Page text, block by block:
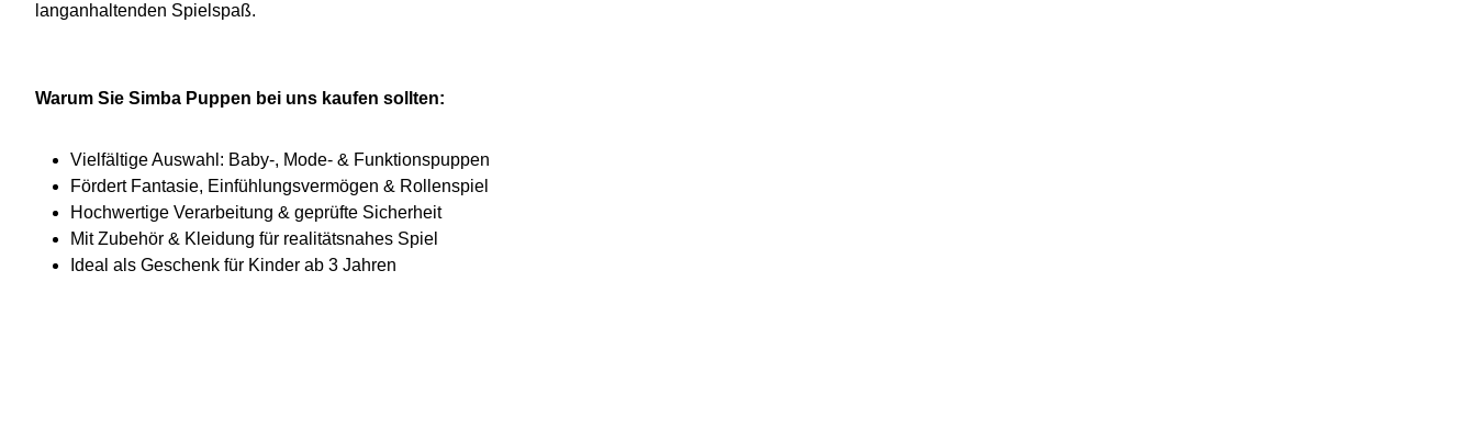
langanhaltenden Spielspaß.
Warum Sie Simba Puppen bei uns kaufen sollten:
Vielfältige Auswahl: Baby-, Mode- & Funktionspuppen
Fördert Fantasie, Einfühlungsvermögen & Rollenspiel
Hochwertige Verarbeitung & geprüfte Sicherheit
Mit Zubehör & Kleidung für realitätsnahes Spiel
Ideal als Geschenk für Kinder ab 3 Jahren